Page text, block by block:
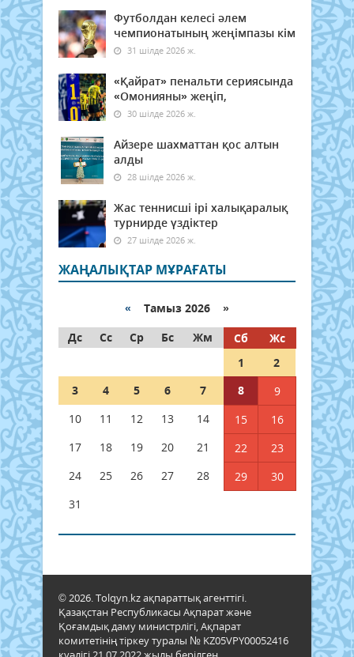
Футболдан келесі әлем
чемпионатының жеңімпазы кім
31 шілде 2026 ж.
«Қайрат» пенальти сериясында
«Омонияны» жеңіп,
30 шілде 2026 ж.
Айзере шахматтан қос алтын
алды
28 шілде 2026 ж.
Жас теннисші ірі халықаралық
турнирде үздіктер
27 шілде 2026 ж.
ЖАҢАЛЫҚТАР МҰРАҒАТЫ
« Тамыз 2026 »
Дс
Сс Ср Бс Жм Сб
Жс
1
2
3
4 5 6 7 8
9
10
11 12 13 14 15
16
17
18 19 20 21 22
23
24
25 26 27 28 29
30
31
© 2026. Tolqyn.kz ақпараттық агенттігі.
Қазақстан Республикасы Ақпарат және
Қоғамдық даму министрлігі, Ақпарат
комитетінің тіркеу туралы № KZ05VPY00052416